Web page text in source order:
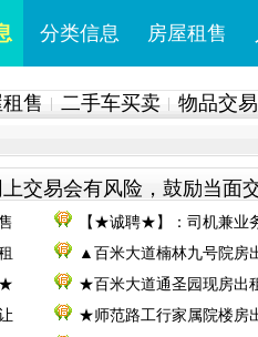
分类信息 房屋租售
售 二手车买卖 物品交易
交易会有风险，鼓励当面
【★诚聘★】：司机兼业
▲百米大道楠林九号院房
★
★百米大道通圣园现房出
★师范路工行家属院楼房